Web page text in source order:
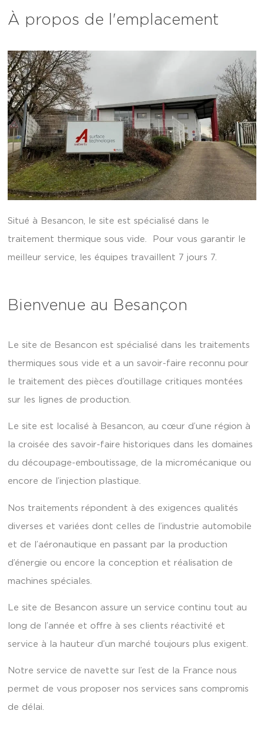
À propos de l'emplacement
Situé à Besancon, le site est spécialisé dans le
traitement thermique sous vide. Pour vous garantir le
meilleur service, les équipes travaillent 7 jours 7.
Bienvenue au Besançon
Le site de Besancon est spécialisé dans les traitements
thermiques sous vide et a un savoir-faire reconnu pour
le traitement des pièces d’outillage critiques montées
sur les lignes de production.
Le site est localisé à Besancon, au cœur d’une région à
la croisée des savoir-faire historiques dans les domaines
du découpage-emboutissage, de la micromécanique ou
encore de l’injection plastique.
Nos traitements répondent à des exigences qualités
diverses et variées dont celles de l’industrie automobile
et de l’aéronautique en passant par la production
d’énergie ou encore la conception et réalisation de
machines spéciales.
Le site de Besancon assure un service continu tout au
long de l’année et offre à ses clients réactivité et
service à la hauteur d’un marché toujours plus exigent.
Notre service de navette sur l’est de la France nous
permet de vous proposer nos services sans compromis
de délai.